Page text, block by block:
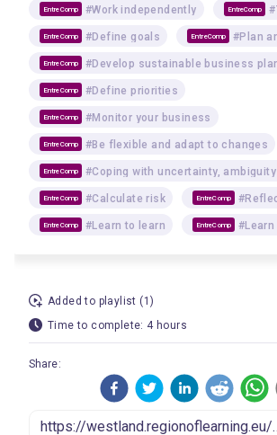
EntreComp #Work independently EntreComp
EntreComp #Define goals EntreComp #Plan
EntreComp #Develop sustainable business
EntreComp #Define priorities
EntreComp #Monitor your business
EntreComp #Be flexible and adapt to changes
EntreComp #Coping with uncertainty,
EntreComp #Calculate risk EntreComp
EntreComp #Learn to learn EntreComp
Added to playlist (1)
Time to complete: 4 hours
Share: